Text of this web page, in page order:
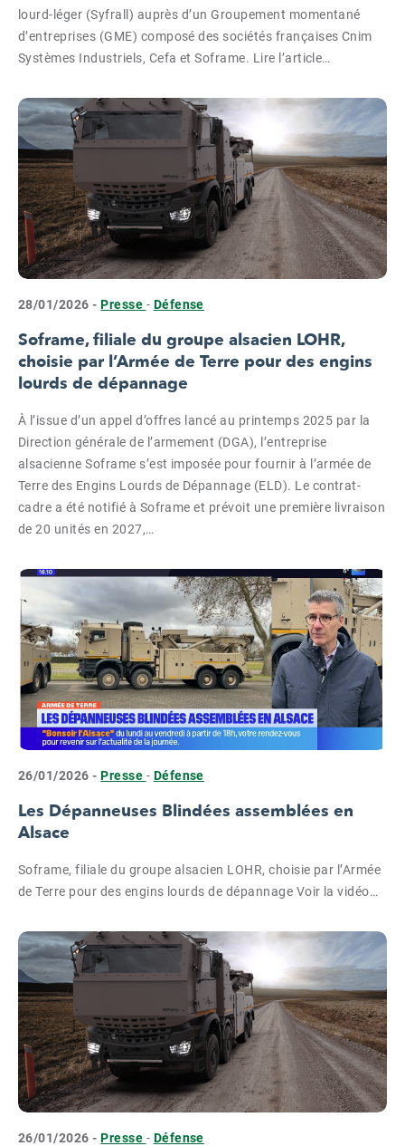
lourd-léger (Syfrall) auprès d’un Groupement momentané
d’entreprises (GME) composé des sociétés françaises Cnim
Systèmes Industriels, Cefa et Soframe. Lire l’article…
28/01/2026 - Presse - Défense
Soframe, filiale du groupe alsacien LOHR,
choisie par l’Armée de Terre pour des engins
lourds de dépannage
À l’issue d’un appel d’offres lancé au printemps 2025 par la
Direction générale de l’armement (DGA), l’entreprise
alsacienne Soframe s’est imposée pour fournir à l’armée de
Terre des Engins Lourds de Dépannage (ELD). Le contrat-
cadre a été notifié à Soframe et prévoit une première livraison
de 20 unités en 2027,…
26/01/2026 - Presse - Défense
Les Dépanneuses Blindées assemblées en
Alsace
Soframe, filiale du groupe alsacien LOHR, choisie par l’Armée
de Terre pour des engins lourds de dépannage Voir la vidéo…
26/01/2026 - Presse - Défense